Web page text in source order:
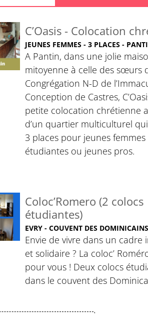
C’Oasis - Colocation
JEUNES FEMMES - 3 PLACES -
A Pantin, dans une jolie
mitoyenne à celle des sœurs
Congrégation N-D de
Conception de Castres,
petite colocation chrétienne
d’un quartier multiculturel
3 places pour jeunes femmes
étudiantes ou jeunes pros.
Coloc’Romero (2 colocs
étudiantes)
EVRY - COUVENT DES DOMINICAINS
Envie de vivre dans un cadre
et solidaire ? La coloc’
pour vous ! Deux colocs
dans le couvent des